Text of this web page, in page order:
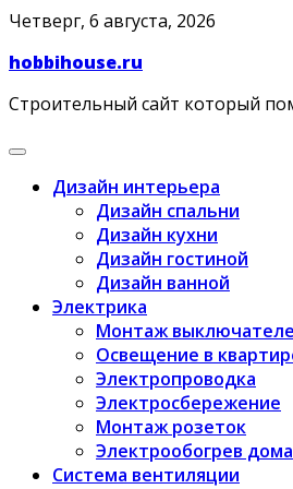
Skip
content
Четверг, 6 августа, 2026
hobbihouse.ru
Строительный сайт который
Дизайн интерьера
Дизайн спальни
Дизайн кухни
Дизайн гостиной
Дизайн ванной
Электрика
Монтаж
Освещение в
Электропроводка
Электросбережение
Монтаж розеток
Электрообогрев дома
Система вентиляции